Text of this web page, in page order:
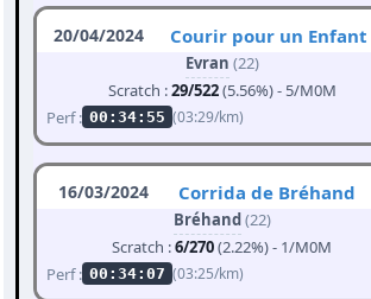
20/04/2024 Courir pour un Enfant
Evran (22)
Scratch :29/522(5.56%) - 5/M0M
Perf : 00:34:55 (03:29/km)
16/03/2024 Corrida de Bréhand
Bréhand(22)
Scratch :6/270(2.22%) - 1/M0M
Perf : 00:34:07 (03:25/km)